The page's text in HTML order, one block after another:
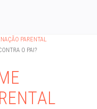
PARENTAL
O PAI?